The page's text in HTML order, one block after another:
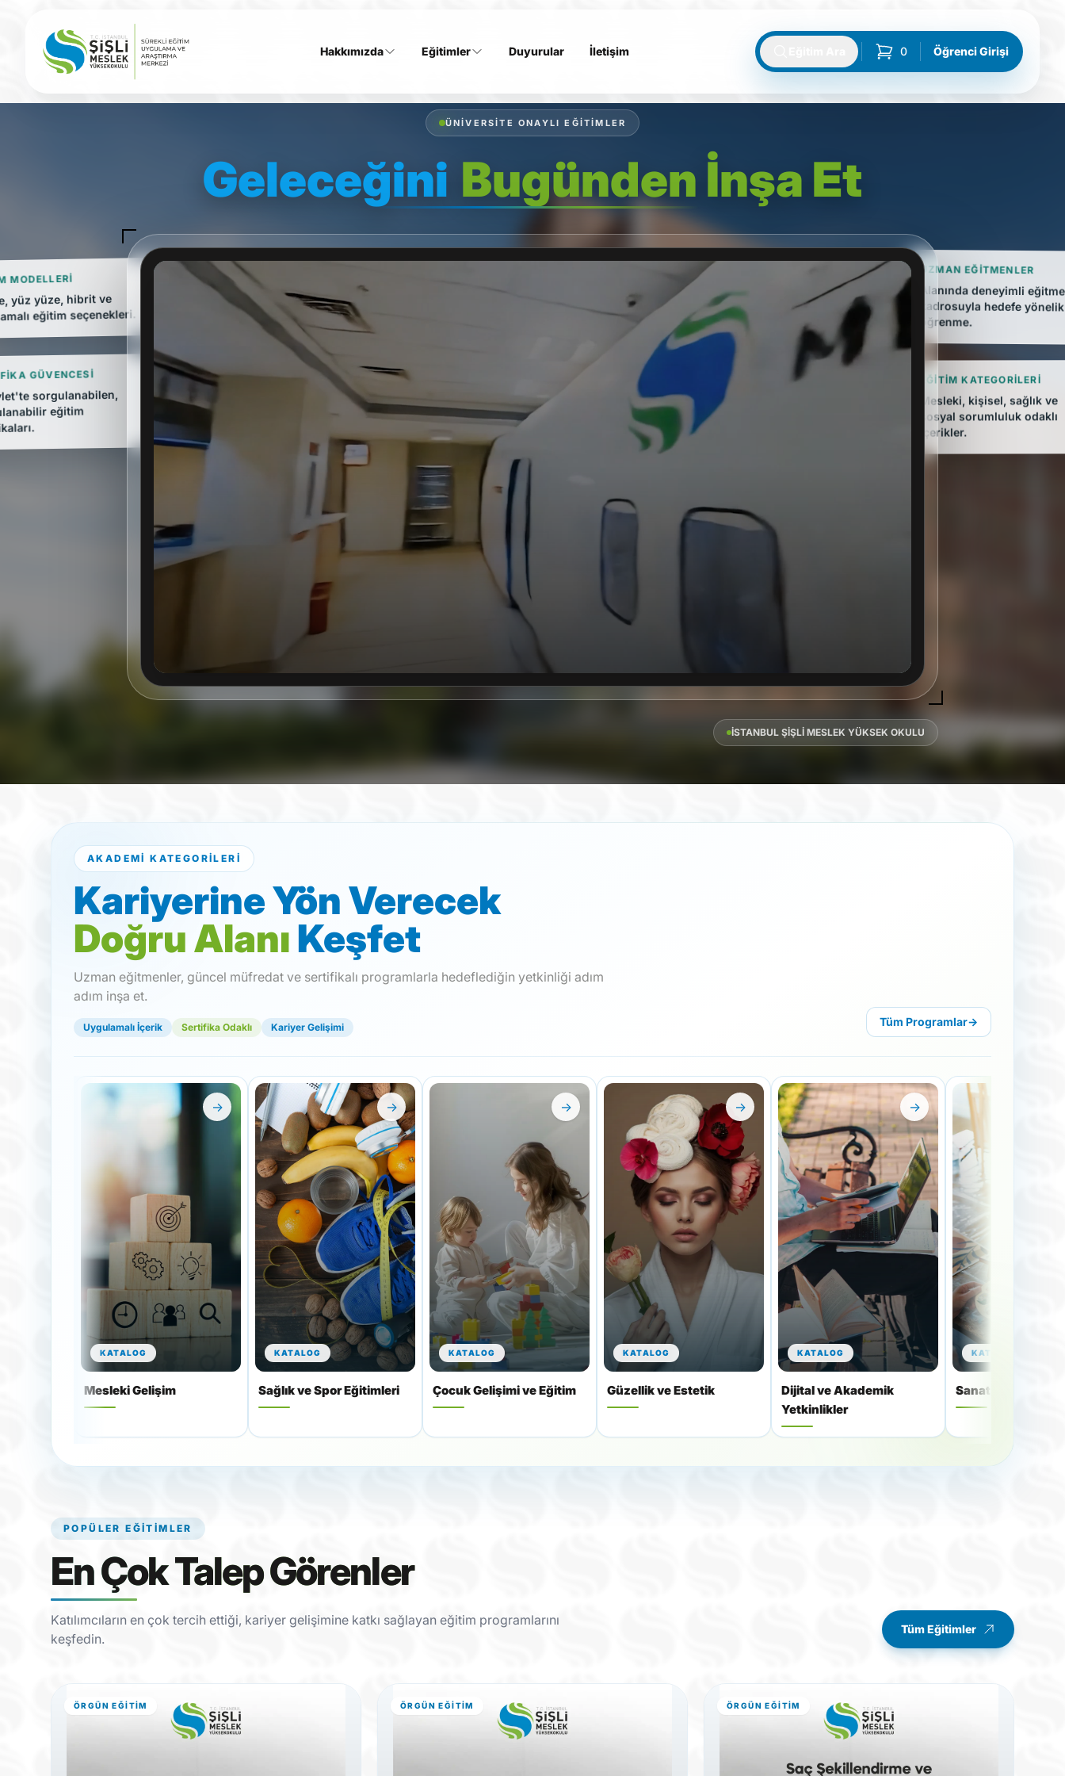
Hakkımızda Eğitimler Duyurular İletişim 0
sepetteki ürünler
Öğrenci Girişi
ÜNIVERSITE ONAYLI EĞITIMLER
Geleceğini Bugünden İnşa Et
MODELLERI
yüz yüze, hibrit ve
eğitim seçenekleri.
GÜVENCESI
sorgulanabilen,
eğitim
UZMAN EĞITMENLER
Alanında deneyimli
kadrosuyla hedefe yönelik
öğrenme.
EĞITIM KATEGORILERI
Mesleki, kişisel, sağlık ve
sosyal sorumluluk odaklı
içerikler.
İSTANBUL ŞIŞLI MESLEK YÜKSEK OKULU
AKADEMI KATEGORILERI
Kariyerine Yön Verecek
Doğru AlanıKeşfet
Uzman eğitmenler, güncel müfredat ve sertifikalı programlarla hedeflediğin yetkinliği adım
adım inşa et.
Uygulamalı İçerik Sertifika Odaklı Kariyer Gelişimi Tüm Programlar→
→
KATALOG
Mesleki Gelişim
→
KATALOG
Sağlık ve Spor Eğitimleri
→
KATALOG
Çocuk Gelişimi ve Eğitim
→
KATALOG
Güzellik ve Estetik
→
KATALOG
Dijital ve Akademik
Yetkinlikler
KATALOG
Sanat ve Hobi
POPÜLER EĞITIMLER
En Çok Talep Görenler
Katılımcıların en çok tercih ettiği, kariyer gelişimine katkı sağlayan eğitim programlarını
keşfedin.
Tüm Eğitimler
ÖRGÜN EĞITIM ÖRGÜN EĞITIM ÖRGÜN EĞITIM